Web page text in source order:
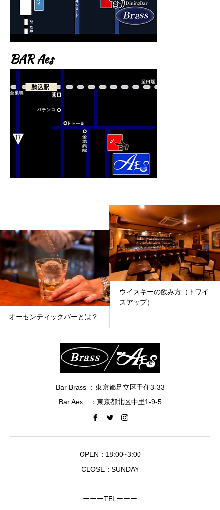
BAR Aes
ウイスキーの飲み方（トワイ
スアップ）
ウイスキーは太らないお酒？
Bar Brass ：東京都足立区千住3-33
Bar Aes ：東京都北区中里1-9-5
OPEN：18:00~3:00
CLOSE：SUNDAY
ーーーTELーーー